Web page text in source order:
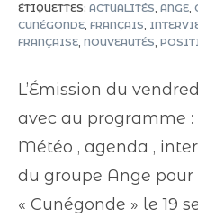
ÉTIQUETTES: ACTUALITÉS ANGE
CUNÉGONDE FRANÇAIS
FRANÇAISE NOUVEAUTÉS
L’Émission du
avec au programme
Météo , agenda ,
du groupe Ange
« Cunégonde » le 19